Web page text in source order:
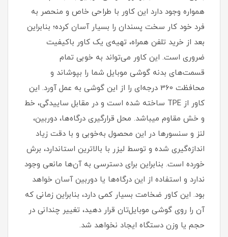
همواره وجود دارد این کاور با طراحی خاص و منحصر به
فرد خود کار سخت پسندان را بسیار آسان کرده؛ بنابراین
بعد از خرید تلفن همراه، تهیه‌ی یک کاور با‌کیفیت
ضروری است‏.‏ این کاور می‌تواند به خوبی تمام
قسمت‌های بدنه گوشی موبایل شما را بپوشاند و
محافظت 360 درجه‌ای را از این گوشی به عمل آورد‏.‏ این
کاور از TPE ساخته شده است و در مقابل ساییدگی، خط
و خش مقاوم میباشد.‏ محل قرارگیری درگاه‌ها، دوربین،
لنز و سنسورها در این محصول به‌خوبی و با دقت زیاد
اندازه‌گیری شده و توسط لیزر با بالاترین استاندارد، برش
خورده است‏.‏ بنابراین برای دسترسی به آن‌ها مانعی وجود
ندارد و استفاده از این درگاه‌ها یا دوربین آسان خواهد
بود‏.‏ این کاور ضخامت بسیار کمی دارد، بنابراین زمانی که
آن را روی گوشی موبایل‌تان قرار دهید، تغییر چندانی در
حجم یا وزن دستگاه ایجاد نخواهد شد‏.‏